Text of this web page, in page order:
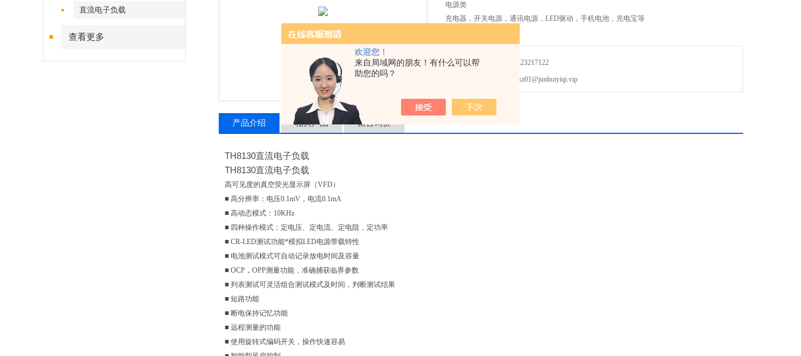
欢迎您！
来自局域网的朋友！有什么可以帮
助您的吗？
直流电子负载
查看更多
电源类
充电器，开关电源，通讯电源，LED驱动，手机电池，充电宝等
太阳能电池，新动力汽车，电动自行车
■ 电子电力元器件
免费咨询：0755-23217122
发邮件给我们：xz01@junhuiyiqi.vip
产品介绍 相关产品 留言询价
TH8130直流电子负载
TH8130直流电子负载
高可见度的真空荧光显示屏（VFD）
■ 高分辨率：电压0.1mV，电流0.1mA
■ 高动态模式：10KHz
■ 四种操作模式：定电压、定电流、定电阻，定功率
■ CR-LED测试功能*模拟LED电源带载特性
■ 电池测试模式可自动记录放电时间及容量
■ OCP，OPP测量功能，准确捕获临界参数
■ 列表测试可灵活组合测试模式及时间，判断测试结果
■ 短路功能
■ 断电保持记忆功能
■ 远程测量的功能
■ 使用旋转式编码开关，操作快速容易